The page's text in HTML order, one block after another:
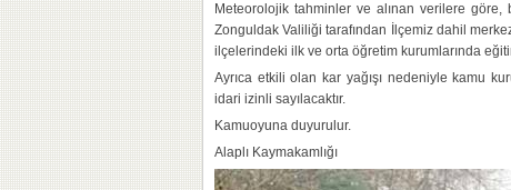
Meteorolojik tahminler ve alınan verilere
Zonguldak Valiliği tarafından İlçemiz dahil
ilçelerindeki ilk ve orta öğretim kurumlarında
Ayrıca etkili olan kar yağışı nedeniyle kamu
idari izinli sayılacaktır.
Kamuoyuna duyurulur.
Alaplı Kaymakamlığı